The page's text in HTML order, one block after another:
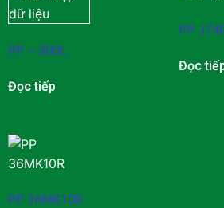
PP – 300L
Đọc tiếp
PP
Đọc
PP 36MK10R